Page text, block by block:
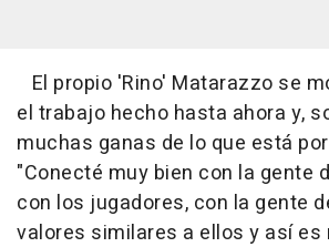
El propio 'Rino' Matarazzo se
el trabajo hecho hasta ahora y,
muchas ganas de lo que está
"Conecté muy bien con la gente
con los jugadores, con la gente
valores similares a ellos y así